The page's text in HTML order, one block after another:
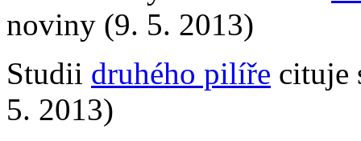
noviny (9. 5. 2013)
Studii druhého pilíře cituje
5. 2013)